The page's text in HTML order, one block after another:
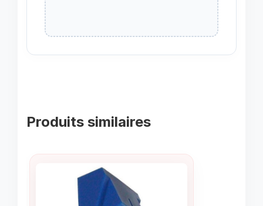
Produits similaires